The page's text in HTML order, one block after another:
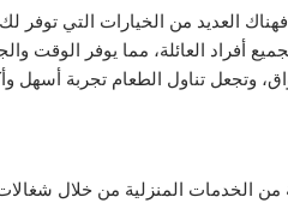
العديد من الخيارات التي توفر
أفراد العائلة، مما يوفر الوقت
وتجعل تناول الطعام تجربة أسهل
من الخدمات المنزلية من خلال